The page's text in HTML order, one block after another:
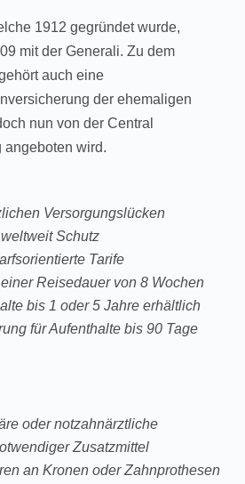
1912 gegründet wurde,
mit der Generali. Zu dem
auch eine
der ehemaligen
nun von der Central
angeboten wird.
Versorgungslücken
Schutz
Tarife
Reisedauer von 8 Wochen
bis 1 oder 5 Jahre erhältlich
für Aufenthalte bis 90 Tage
oder notzahnärztliche
Zusatzmittel
an Kronen oder Zahnprothesen